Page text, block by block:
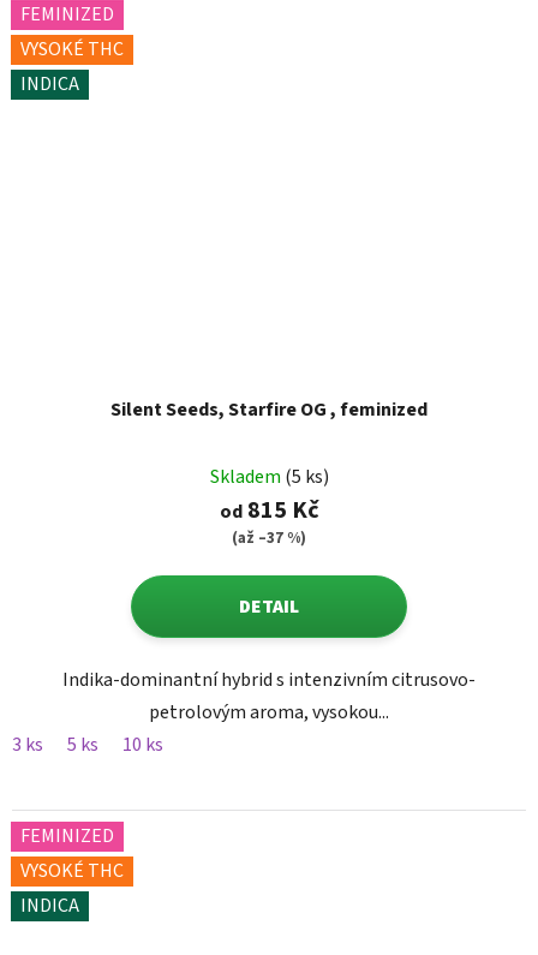
FEMINIZED
VYSOKÉ THC
INDICA
Silent Seeds, Starfire OG , feminized
Skladem (5 ks)
od815 Kč
(až –37 %)
DETAIL
Indika-dominantní hybrid s intenzivním citrusovo-
petrolovým aroma, vysokou...
3 ks
5 ks 10 ks
FEMINIZED
VYSOKÉ THC
INDICA